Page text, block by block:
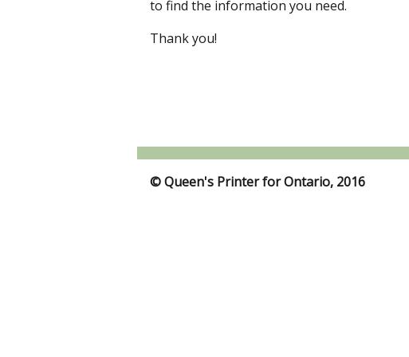
to find the information you need.
Thank you!
© Queen's Printer for Ontario, 2016